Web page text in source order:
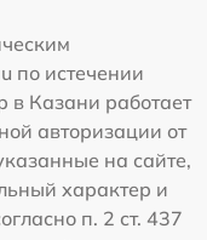
по истечении
в Казани работает
авторизации от
на сайте,
характер и
п. 2 ст. 437